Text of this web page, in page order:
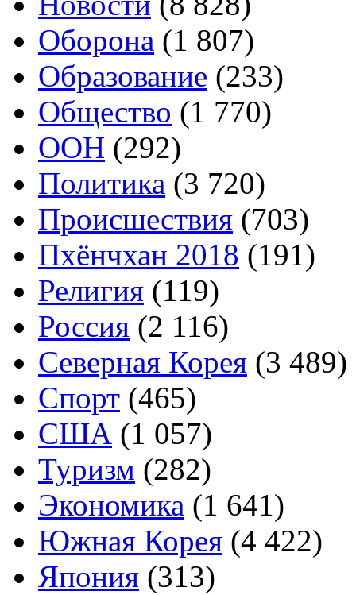
Оборона (1 807)
Образование (233)
Общество (1 770)
ООН (292)
Политика (3 720)
Происшествия (703)
Пхёнчхан 2018 (191)
Религия (119)
Россия (2 116)
Северная Корея (3 489)
Спорт (465)
США (1 057)
Туризм (282)
Экономика (1 641)
Южная Корея (4 422)
Япония (313)